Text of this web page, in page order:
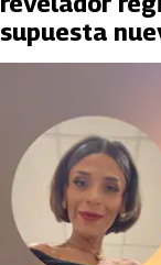
supuesta